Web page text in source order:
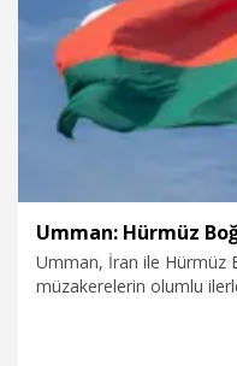
9.08.2026 Dünya
Umman, İran ile Hürmüz
müzakerelerin olumlu